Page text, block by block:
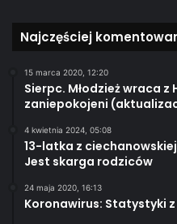
Najczęściej
15 marca 2020, 12:20
Sierpc. Młodzież wraca
zaniepokojeni
4 kwietnia 2024, 05:08
13-latka z
Jest skarga rodziców
24 maja 2020, 16:13
Koronawirus: Statystyki